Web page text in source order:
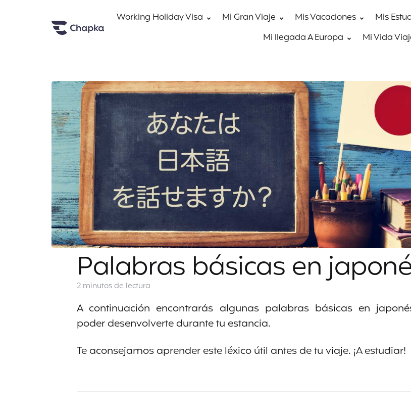
Working Holiday Visa Mi Gran Viaje Mis Vacaciones Mis
Mi llegada A Europa
Mi Vida
Palabras básicas en
2 minutosde lectura
A continuación encontrarás algunas palabras básicas en
poder desenvolverte durante tu estancia.
Te aconsejamos aprender este léxico útil antes de tu viaje. ¡A estudiar!